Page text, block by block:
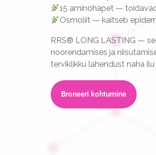
15 aminohapet —
Osmoliit — kaitseb
RRS® LONG LASTING —
noorendamises ja
terviklikku lahendust naha
Broneeri kohtumine